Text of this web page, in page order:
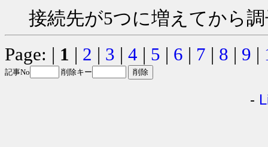
接続先が5つに増えてから
Page: | 1 | 2 | 3 | 4 | 5 | 6 | 7 | 8 | 9 |
記事No 削除キー
-